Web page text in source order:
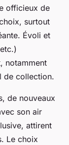
officieux de
surtout
Évoli et
notamment
de collection.
de nouveaux
son air
attirent
Le choix